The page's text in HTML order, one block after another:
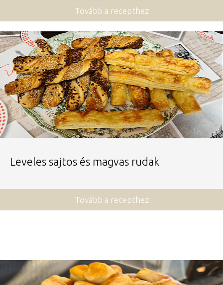
Tovább a recepthez
Leveles sajtos és magvas rudak
Tovább a recepthez